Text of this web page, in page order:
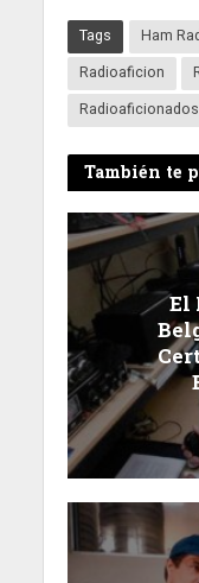
Tags Ham
Radioaficion
También te
El